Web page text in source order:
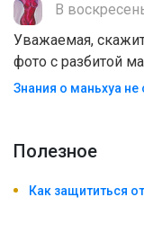
В
Уважаемая,
фото с разбитой
Знания о маньхуа
Полезноe
Как защититься